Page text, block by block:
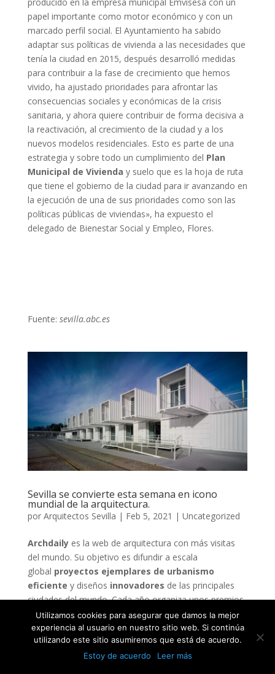
papel importante como motor económico y con un
marcado perfil social. El Ayuntamiento ha sabido
adaptar sus políticas de vivienda a las necesidades que
tenía la ciudad en 2015, después desarrolló medidas
para contribuir a la fase de crecimiento que hemos
vivido, ha ajustado prioridades para afrontar las
consecuencias sociales y económicas de la crisis
sanitaria, y ahora quiere contribuir de forma decisiva a
la reactivación, al crecimiento de la ciudad y a los
nuevos modelos residenciales. Esto es parte de una
estrategia y sobre todo un cumplimiento del Plan
Municipal de Vivienda y suelo que es la hoja de ruta
que tiene el gobierno de la ciudad para ir avanzando en
la ejecución de una de sus prioridades como son las
políticas públicas de viviendas», ha expuesto el
delegado de Bienestar Social y Empleo, Flores.
Fuente: sevilla.abc.es
Sevilla se convierte esta semana en icono
mundial de la arquitectura.
por Arquitectos Sevilla | Feb 5, 2021 | Uncategorized
Archdailyes la web de arquitectura con más visitas
del mundo. Su objetivo es difundir a escala
global proyectos ejemplares de urbanismo
eficiente y diseños innovadores de las principales
ciudades del mundo. Cada año organiza unos premios
que, en esta edición, cuentan con cuatro proyectos
con sello sevillano entre los nominados . Desde
una clínica a un museo pasando por una terminal de
cruceros y un nuevo parque.
Utilizamos cookies para asegurar que damos la mejor
experiencia al usuario en nuestro sitio web. Si continúa
utilizando este sitio asumiremos que está de acuerdo.
Estoy de acuerdo
Leer más